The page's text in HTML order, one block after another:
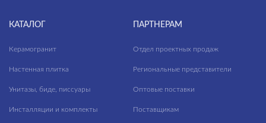
КАТАЛОГ
Керамогранит
Настенная плитка
Унитазы, биде, писсуары
Инсталляции и комплекты
ПАРТНЕРАМ
Отдел проектных продаж
Региональные представители
Оптовые поставки
Поставщикам